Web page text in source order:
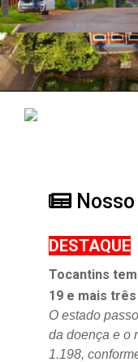
Nosso
DESTAQUE
Tocantins
19 e mais
O estado
da doença e o
1.198,